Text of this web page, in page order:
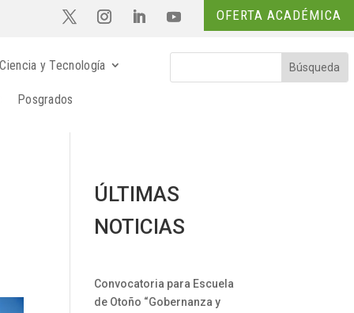
OFERTA ACADÉMICA
Ciencia y Tecnología
Posgrados
ÚLTIMAS
NOTICIAS
Convocatoria para Escuela
de Otoño “Gobernanza y